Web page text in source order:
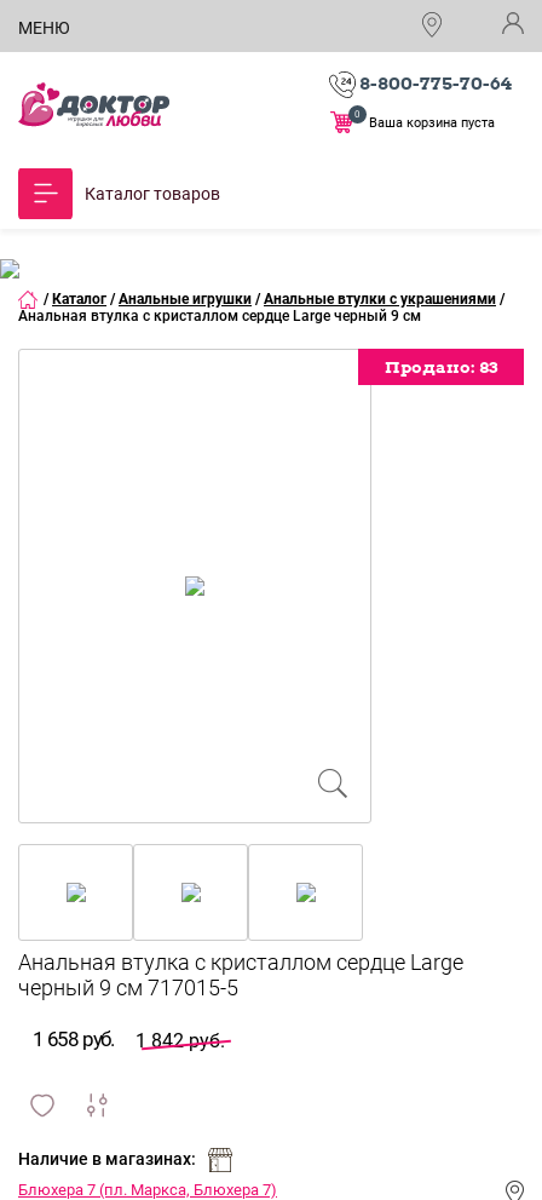
МЕНЮ
8-800-775-70-64
Ваша корзина пуста
0
Каталог товаров
/ Каталог / Анальные игрушки / Анальные втулки с украшениями /
Анальная втулка с кристаллом сердце Large черный 9 см
Продано: 83
Продано: 83
Продано: 83
1 658 руб. 1 842 руб.
и
Наличие в магазинах:
Блюхера 7 (пл. Маркса, Блюхера 7)